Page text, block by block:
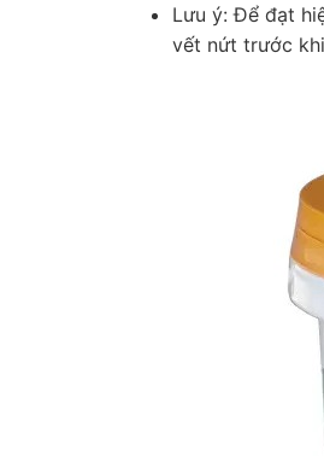
Lưu ý: Để đạt
vết nứt trước